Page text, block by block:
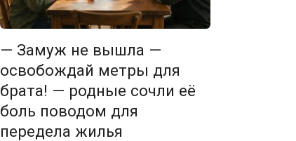
— Замуж не вышла —
освобождай метры для
брата! — родные сочли её
боль поводом для
передела жилья